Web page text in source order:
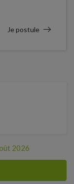
Je postule
2026